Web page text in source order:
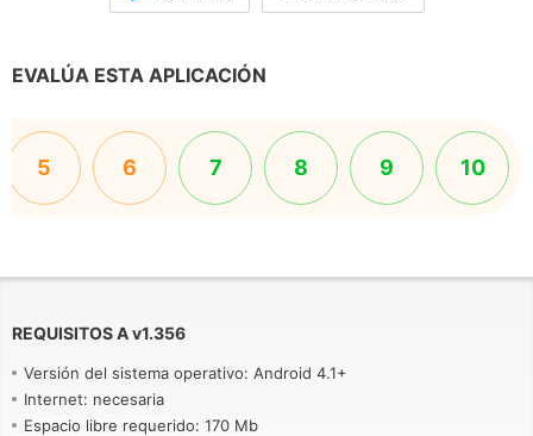
EVALÚA ESTA APLICACIÓN
5 6 7 8 9 10
REQUISITOS Av1.356
Versión del sistema operativo: Android 4.1+
Internet: necesaria
Espacio libre requerido: 170 Mb